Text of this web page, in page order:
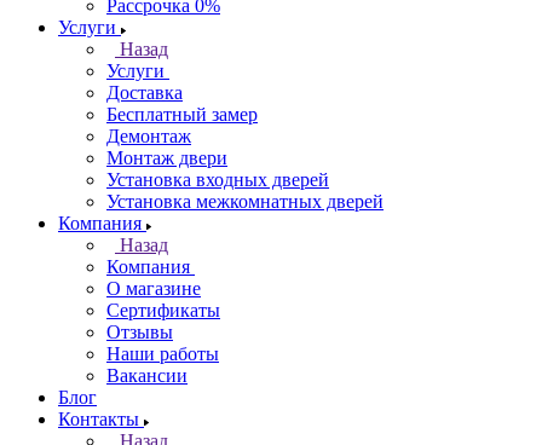
Рассрочка 0%
Услуги
Назад
Услуги
Доставка
Бесплатный замер
Демонтаж
Монтаж двери
Установка входных дверей
Установка межкомнатных дверей
Компания
Назад
Компания
О магазине
Сертификаты
Отзывы
Наши работы
Вакансии
Блог
Контакты
Назад